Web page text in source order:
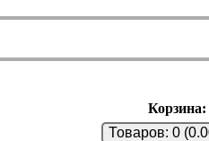
Корзина:
Товаров: 0